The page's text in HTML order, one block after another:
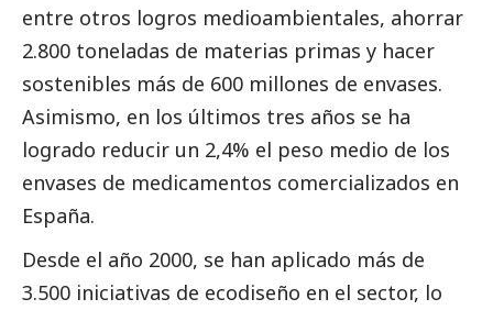
entre otros logros medioambientales, ahorrar
2.800 toneladas de materias primas y hacer
sostenibles más de 600 millones de envases.
Asimismo, en los últimos tres años se ha
logrado reducir un 2,4% el peso medio de los
envases de medicamentos comercializados en
España.
Desde el año 2000, se han aplicado más de
3.500 iniciativas de ecodiseño en el sector, lo